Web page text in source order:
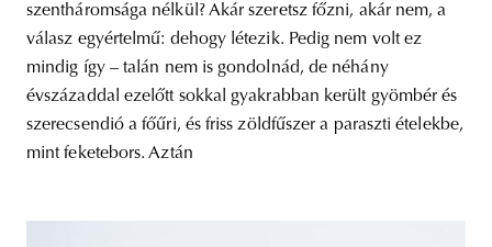
szentháromsága nélkül? Akár szeretsz főzni, akár nem, a
válasz egyértelmű: dehogy létezik. Pedig nem volt ez
mindig így – talán nem is gondolnád, de néhány
évszázaddal ezelőtt sokkal gyakrabban került gyömbér és
szerecsendió a főűri, és friss zöldfűszer a paraszti ételekbe,
mint feketebors. Aztán